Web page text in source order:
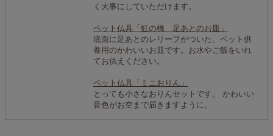
く大事にしていただけます。
ペット仏具「虹の橋 足あとのお皿」
底面に足あとのレリーフがついた、ペット供
養用のかわいいお皿です。お水やご飯をいれ
てお供えください。
ペット仏具「ミニおりん」
とっても小さなおりんセットです。 かわいい
音色がお空まで届きますように。